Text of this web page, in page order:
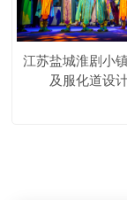
江苏盐城淮剧小
及服化道设